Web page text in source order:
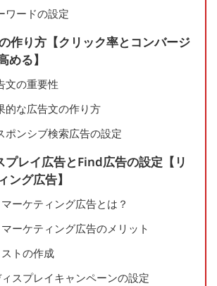
ワードの設定
作り方【クリック率とコンバージ
める】
文の重要性
的な広告文の作り方
ポンシブ検索広告の設定
プレイ広告とFind広告の設定【リ
ング広告】
ーケティング広告とは？
ーケティング広告のメリット
トの作成
スプレイキャンペーンの設定